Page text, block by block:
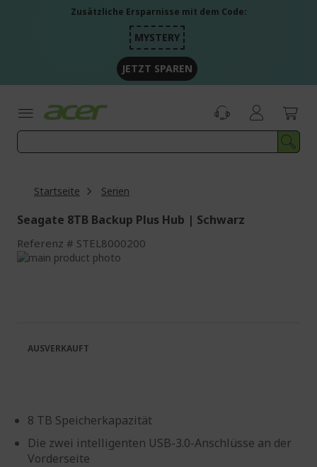
Zusätzliche Ersparnisse mit dem Code:
MYSTERY
JETZT SPAREN
Startseite Serien
Seagate 8TB Backup Plus Hub | Schwarz
Referenz STEL8000200
Zum
8 TB Speicherkapazität
Die zwei intelligenten USB-3.0-Anschlüsse an der
Vorderseite
AUSVERKAUFT